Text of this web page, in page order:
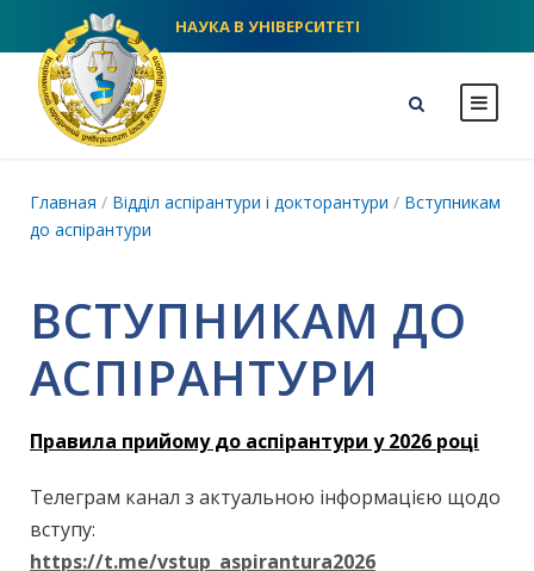
НАУКА В УНІВЕРСИТЕТІ
Главная / Відділ аспірантури і докторантури / Вступникам
до аспірантури
ВСТУПНИКАМ ДО
АСПІРАНТУРИ
Правила прийому до аспірантури у 2026 році
Телеграм канал з актуальною інформацією щодо
вступу:
https://t.me/vstup_aspirantura2026